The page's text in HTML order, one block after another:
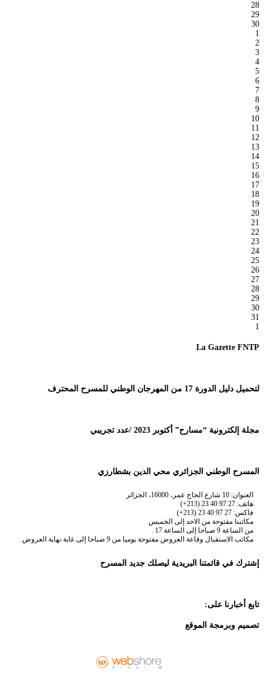
28
29
30
1
2
3
4
5
6
7
8
9
10
11
12
13
14
15
16
17
18
19
20
21
22
23
24
25
26
27
28
29
30
31
1
La Gazette FNTP
لتحميل دليل الدورة 17 من المهرجان الوطني للمسرح المحترف
مجلة إلكترونية “مسارح” أكتوبر 2023 /عدد تجريبي
المسرح الوطني الجزائري محي الدين بشطارزي
العنوان: 10 شارع الحاج عمر، 16000، الجزائر
هاتف: 27 97 40 23 (213+)
فاكس: 27 97 40 23 (213+)
مكاتبنا مفتوحة من الاحد إلى الخميس
من الساعة 9 صباحا إلى الساعة 17 .
مكاتب الاستقبال وقاعة العروض مفتوحة يوميا من 9 صباحا إلى غاية نهاية العروض.
إشترك في قائمتنا البريدية ليصلك جديد المسرح
تابع أخبارنا على:
تصميم وبرمجة الموقع